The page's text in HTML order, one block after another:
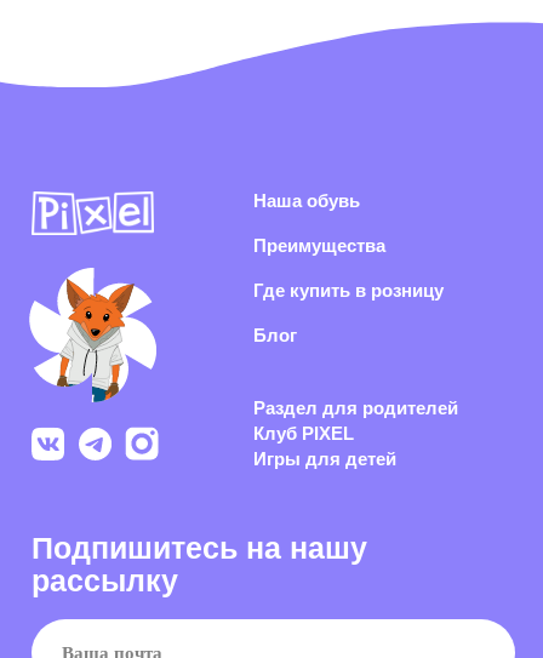
Где купить в розницу
Подпишитесь на нашу
рассылку
обуви из нового сезона и каждый день делаем рынок
российской обуви качественнее
Я согласен(-на) с
получение информационной и рекламной рассылки
Подписаться
Политика конфиденциальности